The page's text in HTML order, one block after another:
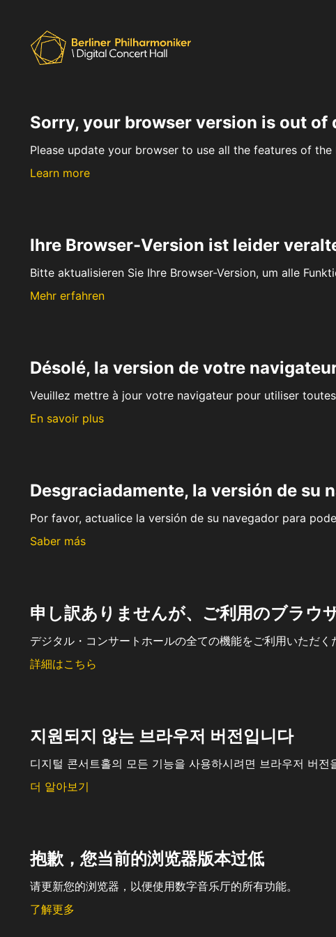
Sorry, your browser version is out of
Please update your browser to use all the features of
Learn more
Ihre Browser-Version ist leider
Bitte aktualisieren Sie Ihre Browser-Version, um alle
Mehr erfahren
Désolé, la version de votre
Veuillez mettre à jour votre navigateur pour utiliser
En savoir plus
Desgraciadamente, la versión de su
Por favor, actualice la versión de su navegador para
Saber más
申し訳ありませんが、ご利用のブラウ
デジタル・コンサートホールの全ての機能をご利用いただく
詳細はこちら
지원되지 않는 브라우저 버전입니다
디지털 콘서트홀의 모든 기능을 사용하시려면 브라우저 버전
더 알아보기
抱歉，您当前的浏览器版本过低
请更新您的浏览器，以便使用数字音乐厅的所有功能。
了解更多